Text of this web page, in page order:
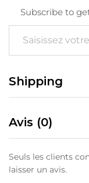
Subscribe to
Saisissez votre adresse e-mail…
Shipping
Avis (0)
Seuls les clients
laisser un avis.